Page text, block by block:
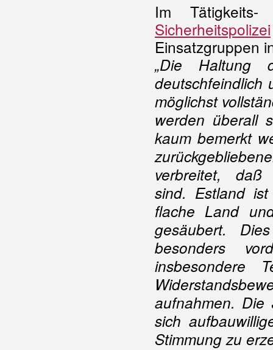
Im
Sicherheitspolizei
Einsatzgruppen
„Die
deutschfeindlich
möglichst
werden überall
kaum bemerkt
verbreitet,
sind. Estland
flache Land
gesäubert.
besonders
insbesondere
aufnahmen. Die
sich
Stimmung zu